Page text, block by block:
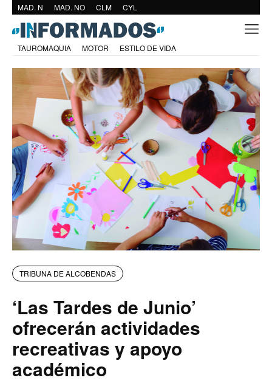
MAD. N MAD. NO CLM CYL
TAUROMAQUIA MOTOR ESTILO DE VIDA
TRIBUNA DE ALCOBENDAS
‘Las Tardes de Junio’
ofrecerán actividades
recreativas y apoyo
académico